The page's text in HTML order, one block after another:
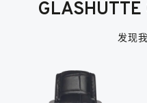
发现